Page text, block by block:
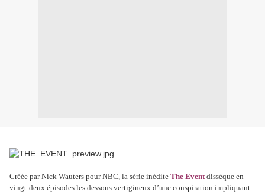
Créée par Nick Wauters pour NBC, la série inédite The Eventdissèque en
vingt-deux épisodes les dessous vertigineux d’une conspiration impliquant